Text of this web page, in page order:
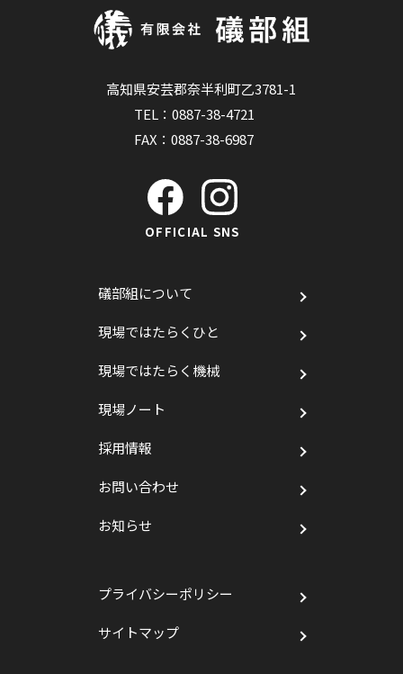
高知県安芸郡奈半利町乙3781-1
TEL：0887-38-4721
FAX：0887-38-6987
OFFICIAL SNS
礒部組について
現場ではたらくひと
現場ではたらく機械
現場ノート
採用情報
お問い合わせ
お知らせ
プライバシーポリシー
サイトマップ